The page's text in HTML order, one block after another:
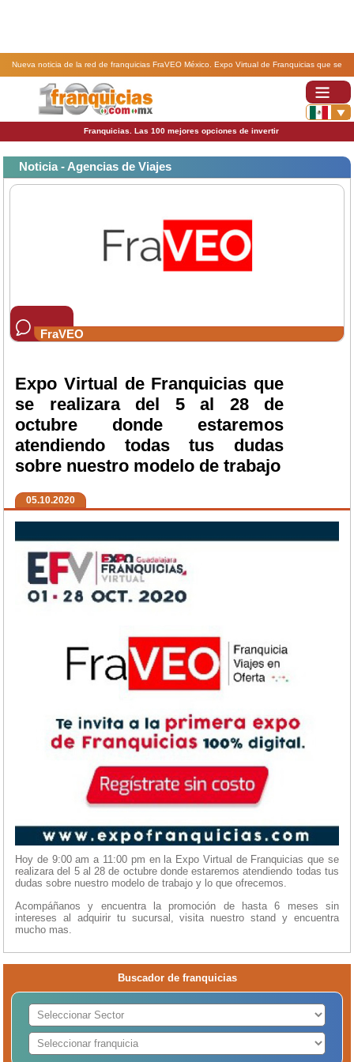
Nueva noticia de la red de franquicias FraVEO México. Expo Virtual de Franquicias que se
realizara del 5 al 28 de octubre donde estaremos atendiendo todas tus dudas sobre nuestro
modelo de trabajo.
Franquicias. Las 100 mejores opciones de invertir
Noticia - Agencias de Viajes
FraVEO
Expo Virtual de Franquicias que
se realizara del 5 al 28 de
octubre donde estaremos
atendiendo todas tus dudas
sobre nuestro modelo de trabajo
05.10.2020
Hoy de 9:00 am a 11:00 pm en la Expo Virtual de Franquicias que se
realizara del 5 al 28 de octubre donde estaremos atendiendo todas tus
dudas sobre nuestro modelo de trabajo y lo que ofrecemos.
Acompáñanos y encuentra la promoción de hasta 6 meses sin
intereses al adquirir tu sucursal, visita nuestro stand y encuentra
mucho mas.
Buscador de franquicias